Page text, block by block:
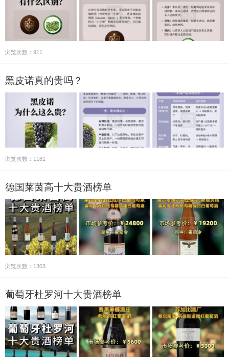
浏览次数：911
黑皮诺真的贵吗？
浏览次数：1181
德国莱茵高十大贵酒榜单
浏览次数：1303
葡萄牙杜罗河十大贵酒榜单